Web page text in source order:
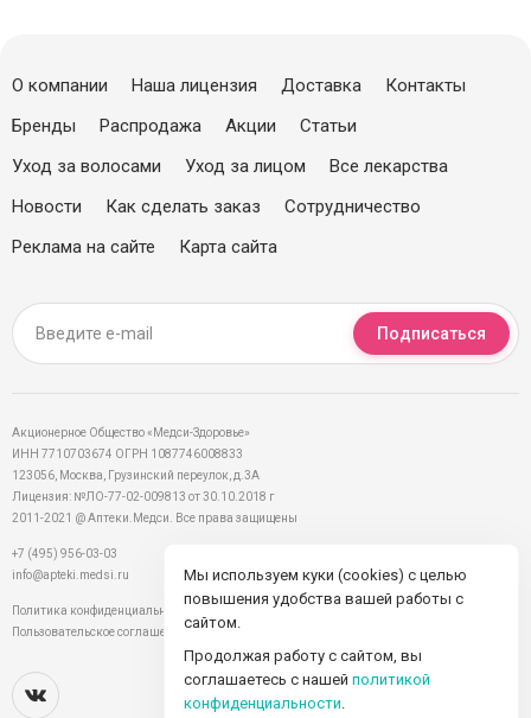
О компании Наша лицензия Доставка
Контакты
Бренды
Распродажа Акции
Статьи
Уход за волосами
Уход за лицом
Все лекарства
Новости
Как сделать заказ
Сотрудничество
Реклама на сайте
Карта сайта
Подписаться
Акционерное Общество «Медси-Здоровье»
ИНН 7710703674 ОГРН 1087746008833
123056, Москва, Грузинский переулок, д.3А
Лицензия: №ЛО-77-02-009813 от 30.10.2018 г
2011-2021 @ Аптеки.Медси. Все права защищены
+7 (495) 956-03-03
info@apteki.medsi.ru
Политика конфиденциальности
Пользовательское соглашение
Мы используем куки (cookies) с целью
повышения удобства вашей работы с
сайтом.
Продолжая работу с сайтом, вы
соглашаетесь с нашей политикой
конфиденциальности